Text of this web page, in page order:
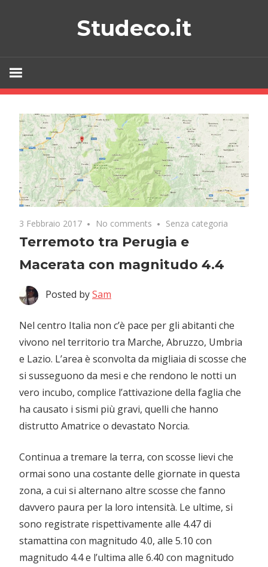
Studeco.it
3 Febbraio 2017 No comments Senza categoria
Terremoto tra Perugia e
Macerata con magnitudo 4.4
Posted bySam
Nel centro Italia non c’è pace per gli abitanti che
vivono nel territorio tra Marche, Abruzzo, Umbria
e Lazio. L’area è sconvolta da migliaia di scosse che
si susseguono da mesi e che rendono le notti un
vero incubo, complice l’attivazione della faglia che
ha causato i sismi più gravi, quelli che hanno
distrutto Amatrice o devastato Norcia.
Continua a tremare la terra, con scosse lievi che
ormai sono una costante delle giornate in questa
zona, a cui si alternano altre scosse che fanno
davvero paura per la loro intensità. Le ultime, si
sono registrate rispettivamente alle 4.47 di
stamattina con magnitudo 4.0, alle 5.10 con
magnitudo 4.4 e l’ultima alle 6.40 con magnitudo